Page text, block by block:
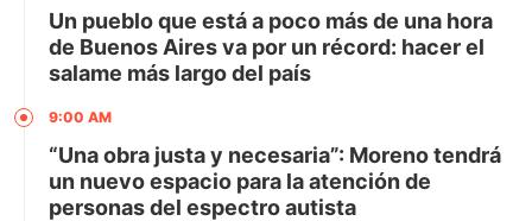
Un pueblo que está a poco más de una hora
de Buenos Aires va por un récord: hacer el
salame más largo del país
9:00 AM
“Una obra justa y necesaria”: Moreno tendrá
un nuevo espacio para la atención de
personas del espectro autista